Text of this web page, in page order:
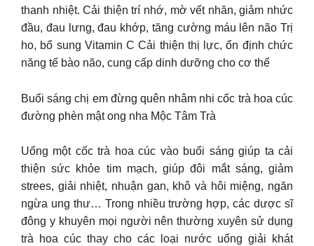
thanh nhiệt. Cải thiện trí nhớ, mờ vết nhăn, giảm nhức
đầu, đau lưng, đau khớp, tăng cường máu lên não Trị
ho, bổ sung Vitamin C Cải thiện thị lực, ổn định chức
năng tế bào não, cung cấp dinh dưỡng cho cơ thể
Buổi sáng chị em đừng quên nhâm nhi cốc trà hoa cúc
đường phèn mật ong nha Mộc Tâm Trà
Uống một cốc trà hoa cúc vào buổi sáng giúp ta cải
thiện sức khỏe tim mạch, giúp đôi mắt sáng, giảm
strees, giải nhiệt, nhuận gan, khô và hôi miệng, ngăn
ngừa ung thư… Trong nhiều trường hợp, các dược sĩ
đông y khuyên mọi người nên thường xuyên sử dụng
trà hoa cúc thay cho các loại nước uống giải khát